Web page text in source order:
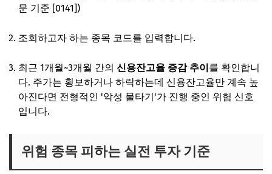
문 기준 [0141])
조회하고자 하는 종목 코드를 입력합니다.
최근 1개월~3개월 간의 신용잔고율 증감 추이를 확인합니
다. 주가는 횡보하거나 하락하는데 신용잔고율만 계속 높
아진다면 전형적인 '악성 물타기'가 진행 중인 위험 신호
입니다.
위험 종목 피하는 실전 투자 기준